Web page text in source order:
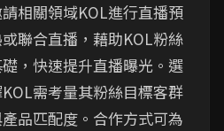
相關領域KOL進行直播預
聯合直播，藉助KOL粉絲
，快速提升直播曝光。選
需考量其粉絲目標客群
品匹配度。合作方式可為